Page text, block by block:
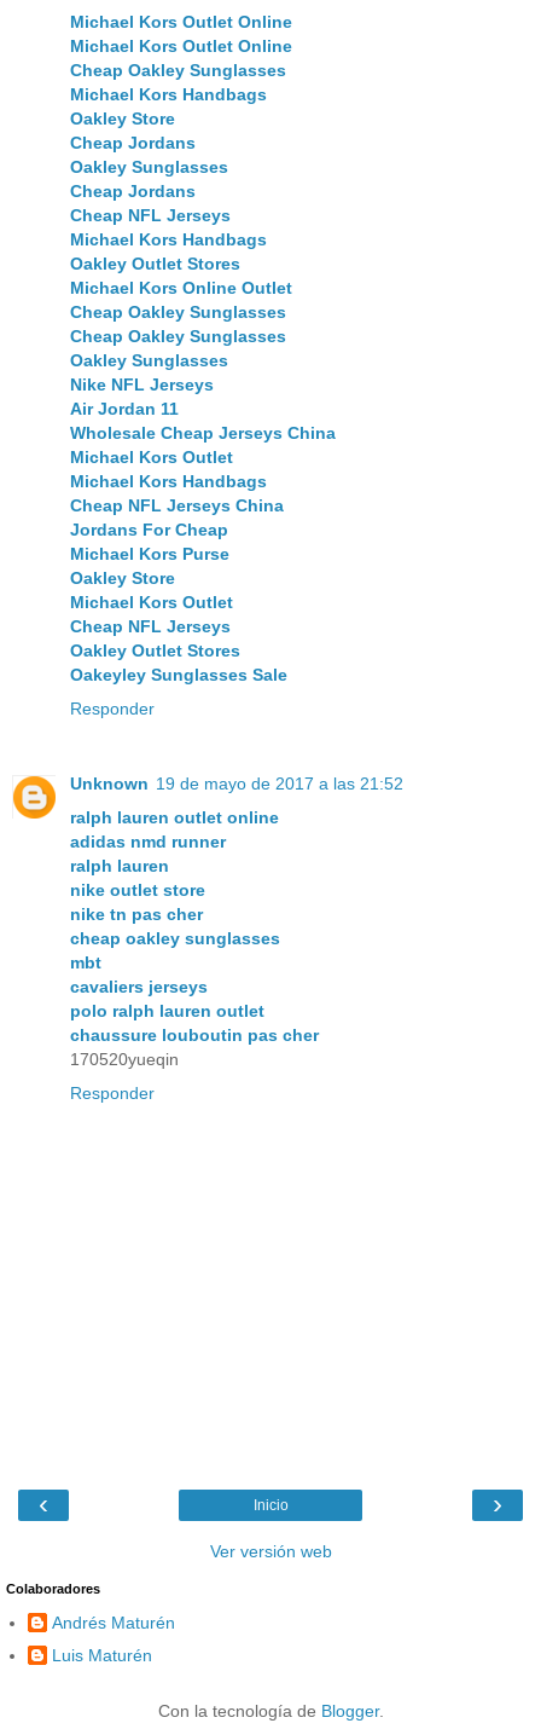
Michael Kors Outlet Online
Michael Kors Outlet Online
Cheap Oakley Sunglasses
Michael Kors Handbags
Oakley Store
Cheap Jordans
Oakley Sunglasses
Cheap Jordans
Cheap NFL Jerseys
Michael Kors Handbags
Oakley Outlet Stores
Michael Kors Online Outlet
Cheap Oakley Sunglasses
Cheap Oakley Sunglasses
Oakley Sunglasses
Nike NFL Jerseys
Air Jordan 11
Wholesale Cheap Jerseys China
Michael Kors Outlet
Michael Kors Handbags
Cheap NFL Jerseys China
Jordans For Cheap
Michael Kors Purse
Oakley Store
Michael Kors Outlet
Cheap NFL Jerseys
Oakley Outlet Stores
Oakeyley Sunglasses Sale
Responder
Unknown 19 de mayo de 2017 a las 21:52
ralph lauren outlet online
adidas nmd runner
ralph lauren
nike outlet store
nike tn pas cher
cheap oakley sunglasses
mbt
cavaliers jerseys
polo ralph lauren outlet
chaussure louboutin pas cher
170520yueqin
Responder
‹ ›
Inicio
Ver versión web
Colaboradores
Andrés Maturén
Luis Maturén
Con la tecnología de Blogger.